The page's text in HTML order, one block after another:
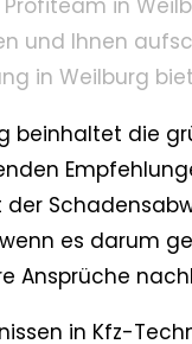
und Ihnen
in Weilburg
beinhaltet die
es darum
Ansprüche
in Kfz-